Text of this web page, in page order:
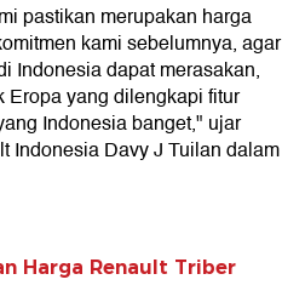
pastikan merupakan harga
kami sebelumnya, agar
Indonesia dapat merasakan,
yang dilengkapi fitur
Indonesia banget," ujar
Indonesia Davy J Tuilan dalam
Harga Renault Triber